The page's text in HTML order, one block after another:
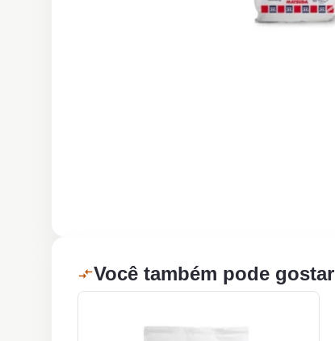
Você também pode gostar